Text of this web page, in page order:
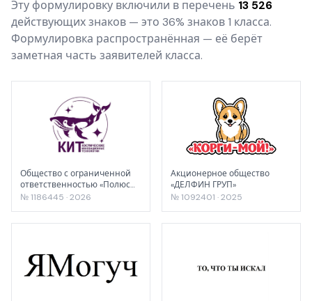
Эту формулировку включили в перечень 13 526
действующих знаков — это 36% знаков 1 класса.
Формулировка распространённая — её берёт
заметная часть заявителей класса.
Общество с ограниченной
ответственностью «Полюс
Про Инжиниринг»
№ 1186445 · 2026
Акционерное общество
«ДЕЛФИН ГРУП»
№ 1092401 · 2025